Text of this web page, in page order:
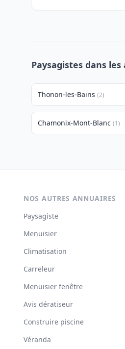
Paysagistes dans
Thonon-les-Bains (2)
Chamonix-Mont-Blanc (1)
NOS AUTRES ANNUAIRES
Paysagiste
Menuisier
Climatisation
Carreleur
Menuisier fenêtre
Avis dératiseur
Construire piscine
Véranda